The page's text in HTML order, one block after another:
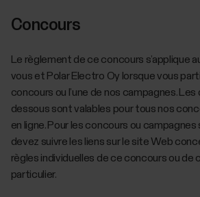
Concours
Le règlement de ce concours s’applique
vous et Polar Electro Oy lorsque vous
concours ou l’une de nos campagnes.
dessous sont valables pour tous nos
en ligne. Pour les concours ou
devez suivre les liens sur le site Web
règles individuelles de ce concours ou de
particulier.